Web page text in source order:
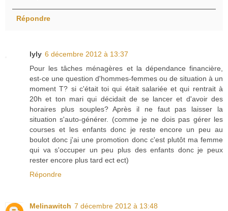
Répondre
lyly 6 décembre 2012 à 13:37
Pour les tâches ménagères et la dépendance financière,
est-ce une question d'hommes-femmes ou de situation à un
moment T? si c'était toi qui était salariée et qui rentrait à
20h et ton mari qui décidait de se lancer et d'avoir des
horaires plus souples? Après il ne faut pas laisser la
situation s'auto-générer. (comme je ne dois pas gérer les
courses et les enfants donc je reste encore un peu au
boulot donc j'ai une promotion donc c'est plutôt ma femme
qui va s'occuper un peu plus des enfants donc je peux
rester encore plus tard ect ect)
Répondre
Melinawitch 7 décembre 2012 à 13:48